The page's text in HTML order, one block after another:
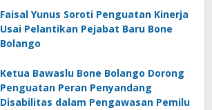
Faisal Yunus Soroti Penguatan Kinerja
Usai Pelantikan Pejabat Baru Bone
Bolango
Ketua Bawaslu Bone Bolango Dorong
Penguatan Peran Penyandang
Disabilitas dalam Pengawasan Pemilu